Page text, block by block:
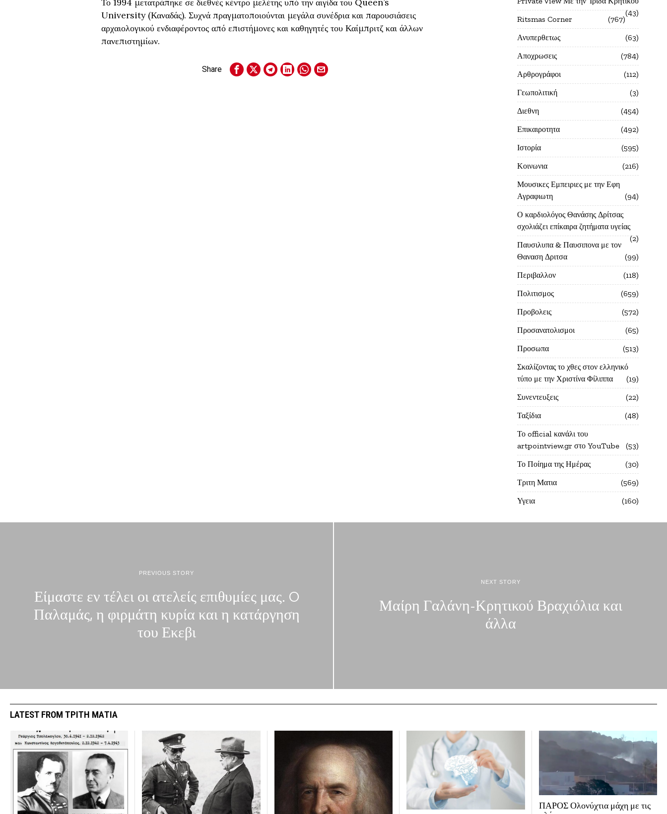
University (Καναδάς). Συχνά πραγματοποιούνται μεγάλα συνέδρια και παρουσιάσεις
αρχαιολογικού ενδιαφέροντος από επιστήμονες και καθηγητές του Καίμπριτζ και άλλων
πανεπιστημίων.
Share
43
Ritsmas Corner
767
Ανυπερθετως
63
Αποχρωσεις
784
Αρθρογράφοι
112
Γεωπολιτική
3
Διεθνη
454
Επικαιροτητα
492
Ιστορία
595
Κοινωνια
216
Μουσικες Εμπειριες με την Εφη
Αγραφιωτη
94
Ο καρδιολόγος Θανάσης Δρίτσας
σχολιάζει επίκαιρα ζητήματα υγείας
2
Παυσιλυπα & Παυσιπονα με τον
Θαναση Δριτσα
99
Περιβαλλον
118
Πολιτισμος
659
Προβολεις
572
Προσανατολισμοι
65
Προσωπα
513
Σκαλίζοντας το χθες στον ελληνικό
τύπο με την Χριστίνα Φίλιππα
19
Συνεντευξεις
22
Ταξίδια
48
Το official κανάλι του
artpointview.gr στο YouTube
53
Το Ποίημα της Ημέρας
30
Τριτη Ματια
569
Υγεια
160
PREVIOUS STORY
Είμαστε εν τέλει οι ατελείς επιθυμίες μας. O
Παλαμάς, η φιρμάτη κυρία και η κατάργηση
του Εκεβι
NEXT STORY
Μαίρη Γαλάνη-Κρητικού Βραχιόλια και
άλλα
LATEST FROM ΤΡΙΤΗ ΜΑΤΙΑ
ΠΑΡΟΣ Ολονύχτια μάχη με τις